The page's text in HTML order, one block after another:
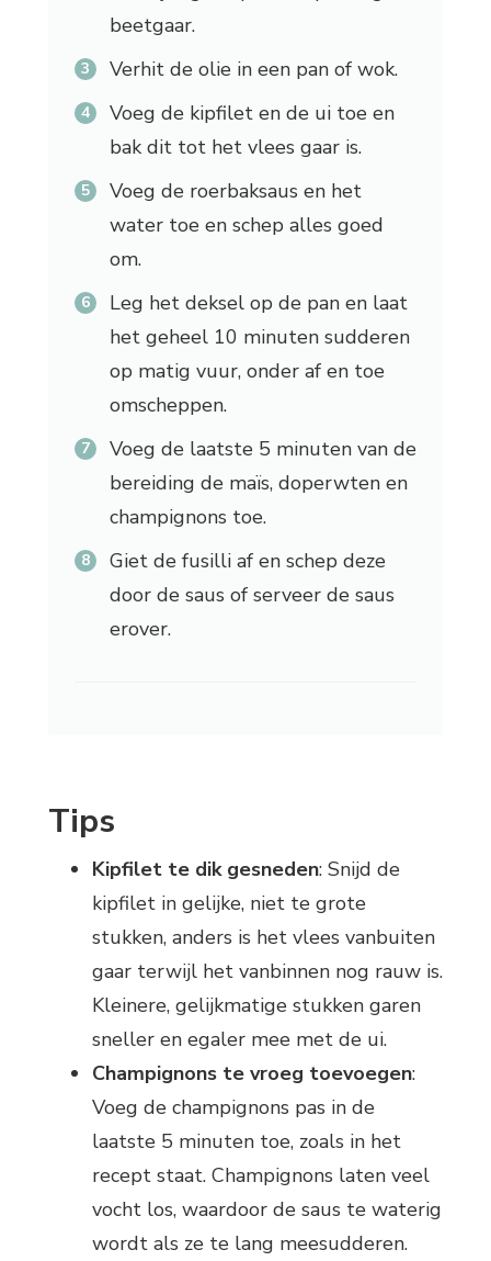
beetgaar.
Verhit de olie in een pan of wok.
Voeg de kipfilet en de ui toe en
bak dit tot het vlees gaar is.
Voeg de roerbaksaus en het
water toe en schep alles goed
om.
Leg het deksel op de pan en laat
het geheel 10 minuten sudderen
op matig vuur, onder af en toe
omscheppen.
Voeg de laatste 5 minuten van de
bereiding de maïs, doperwten en
champignons toe.
Giet de fusilli af en schep deze
door de saus of serveer de saus
erover.
Tips
Kipfilet te dik gesneden: Snijd de
kipfilet in gelijke, niet te grote
stukken, anders is het vlees vanbuiten
gaar terwijl het vanbinnen nog rauw is.
Kleinere, gelijkmatige stukken garen
sneller en egaler mee met de ui.
Champignons te vroeg toevoegen:
Voeg de champignons pas in de
laatste 5 minuten toe, zoals in het
recept staat. Champignons laten veel
vocht los, waardoor de saus te waterig
wordt als ze te lang meesudderen.